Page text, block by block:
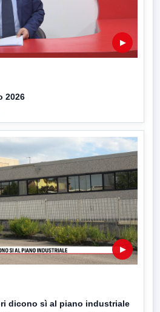
▶
2026
▶
dicono sì al piano industriale